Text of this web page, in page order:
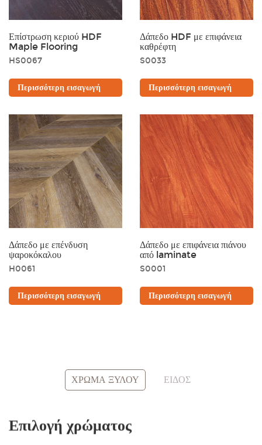
Επίστρωση κεριού HDF
Maple Flooring
HS0067
Περισσότερη εισαγωγή
Δάπεδο HDF με επιφάνεια
καθρέφτη
S0033
Περισσότερη εισαγωγή
Δάπεδο με επένδυση
ψαροκόκαλου
H0061
Περισσότερη εισαγωγή
Δάπεδο με επιφάνεια πιάνου
από laminate
S0001
Περισσότερη εισαγωγή
ΧΡΩΜΑ ΞΥΛΟΥ ΕΙΔΟΣ
Χρυσαφένιος Γκρί
Εισαγωγή σε
περισσότερα χρώματα
Αποκτήστε δωρεάν
Επιλογή χρώματος